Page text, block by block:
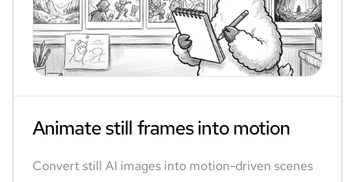
Animate still frames into motion
Convert still AI images into motion-driven scenes